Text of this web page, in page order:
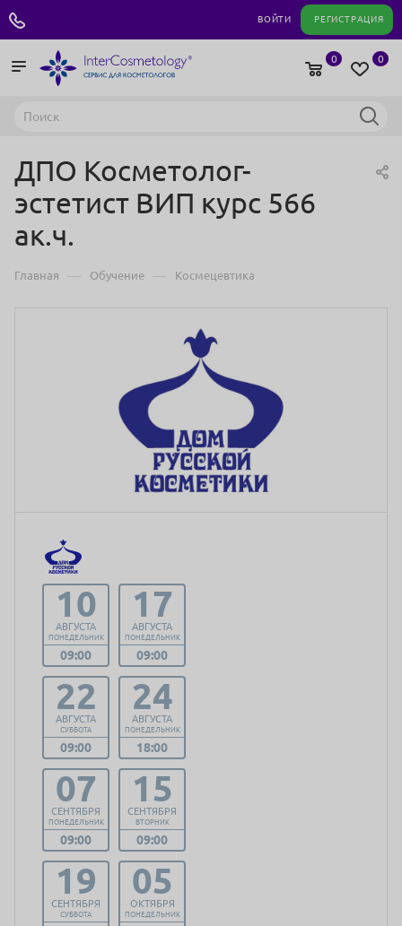
ВОЙТИ РЕГИСТРАЦИЯ
0
0
ДПО Косметолог-
эстетист ВИП курс 566
ак.ч.
Главная — Обучение — Космецевтика
10
АВГУСТА
ПОНЕДЕЛЬНИК
09:00
17
АВГУСТА
ПОНЕДЕЛЬНИК
09:00
22
АВГУСТА
СУББОТА
09:00
24
АВГУСТА
ПОНЕДЕЛЬНИК
18:00
07
СЕНТЯБРЯ
ПОНЕДЕЛЬНИК
09:00
15
СЕНТЯБРЯ
ВТОРНИК
09:00
19
СЕНТЯБРЯ
СУББОТА
05
ОКТЯБРЯ
ПОНЕДЕЛЬНИК